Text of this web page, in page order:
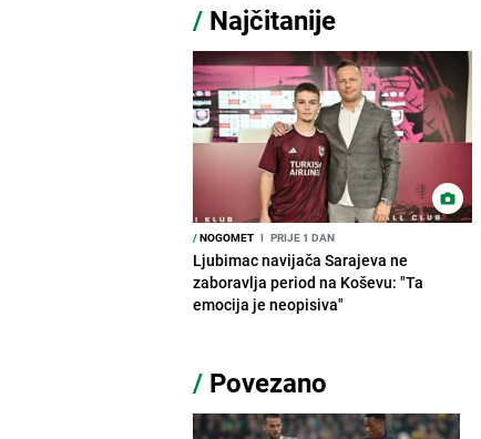
/ Najčitanije
/NOGOMET I PRIJE 1 DAN
Ljubimac navijača Sarajeva ne
zaboravlja period na Koševu: "Ta
emocija je neopisiva"
/ Povezano